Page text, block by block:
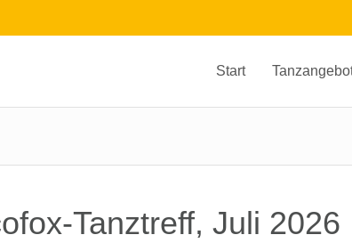
Start
Tanztreff, Juli 2026